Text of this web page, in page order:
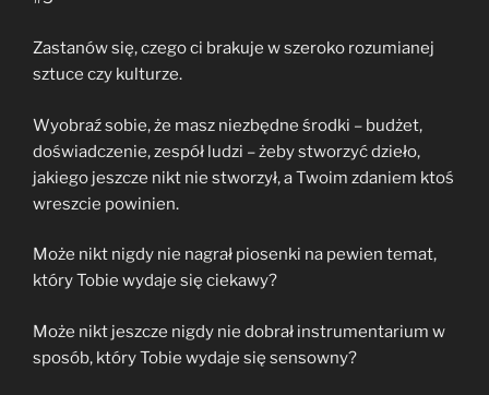
Zastanów się, czego ci brakuje w szeroko rozumianej
sztuce czy kulturze.
Wyobraź sobie, że masz niezbędne środki – budżet,
doświadczenie, zespół ludzi – żeby stworzyć dzieło,
jakiego jeszcze nikt nie stworzył, a Twoim zdaniem ktoś
wreszcie powinien.
Może nikt nigdy nie nagrał piosenki na pewien temat,
który Tobie wydaje się ciekawy?
Może nikt jeszcze nigdy nie dobrał instrumentarium w
sposób, który Tobie wydaje się sensowny?